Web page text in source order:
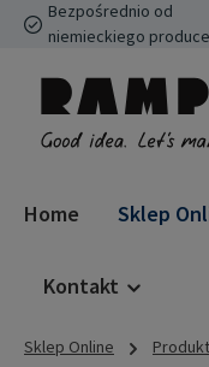
do głównej
Przejdź do
Przejdź do głównej
Bezpośrednio od
niemieckiego
Home Sklep
Kontakt
Sklep Online